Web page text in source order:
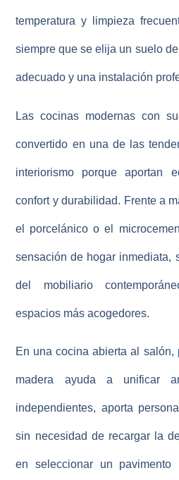
temperatura y limpieza
siempre que se elija un suelo
adecuado y una instalación
Lascocinas modernas con
convertido en una de las
interiorismo porque aportan
confort y durabilidad. Frente a
el porcelánico o el
sensación de hogar inmediata,
del mobiliario
espacios más acogedores.
En una cocina abierta al
madera ayuda a unificar
independientes, aporta
sin necesidad de recargar la
en seleccionar un